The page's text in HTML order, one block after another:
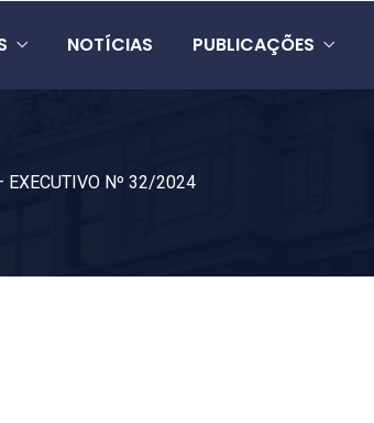
NOTÍCIAS PUBLICAÇÕES
EXECUTIVO Nº 32/2024